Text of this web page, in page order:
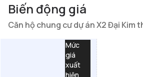
Biến động giá
Căn hộ chung cư dự án X2 Đại Kim
Mức
giá
xuất
hiện